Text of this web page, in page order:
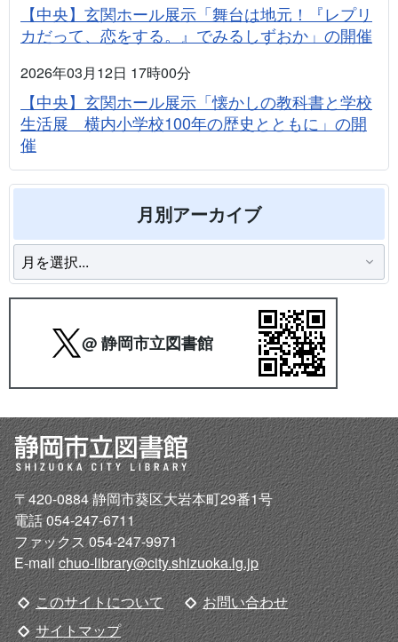
【中央】玄関ホール展示「舞台は地元！『レプリ
カだって、恋をする。』でみるしずおか」の開催
2026年03月12日 17時00分
【中央】玄関ホール展示「懐かしの教科書と学校
生活展 横内小学校100年の歴史とともに」の開
催
月別アーカイブ
@ 静岡市立図書館
〒420-0884 静岡市葵区大岩本町29番1号
電話 054-247-6711
ファックス 054-247-9971
E-mailchuo-library@city.shizuoka.lg.jp
このサイトについて
お問い合わせ
サイトマップ